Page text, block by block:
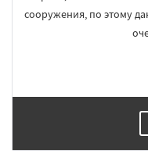
сооружения, по этому